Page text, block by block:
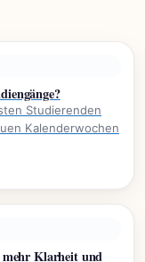
Studierenden
Kalenderwochen
mehr Klarheit und